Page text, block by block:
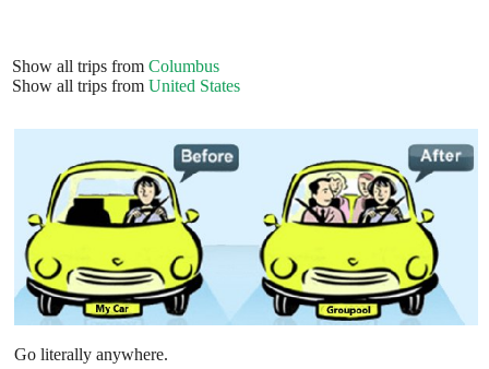
Show all trips from Columbus
Show all trips from United States
Go literally anywhere.